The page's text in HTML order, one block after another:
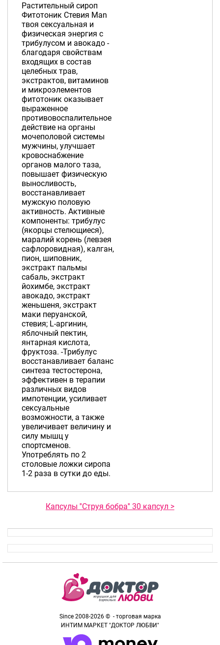
Растительный сироп
Фитотоник Стевия Man
твоя сексуальная и
физическая энергия с
трибулусом и авокадо -
благодаря свойствам
входящих в состав
целебных трав,
экстрактов, витаминов
и микроэлементов
фитотоник оказывает
выраженное
противовоспалительное
действие на органы
мочеполовой системы
мужчины, улучшает
кровоснабжение
органов малого таза,
повышает физическую
выносливость,
восстанавливает
мужскую половую
активность. Активные
компоненты: трибулус
(якорцы стелющиеся),
маралий корень (левзея
сафлоровидная), калган,
пион, шиповник,
экстракт пальмы
сабаль, экстракт
йохимбе, экстракт
авокадо, экстракт
женьшеня, экстракт
маки перуанской,
стевия; L-аргинин,
яблочный пектин,
янтарная кислота,
фруктоза. -Трибулус
восстанавливает баланс
синтеза тестостерона,
эффективен в терапии
различных видов
импотенции, усиливает
сексуальные
возможности, а также
увеличивает величину и
силу мышц у
спортсменов.
Употреблять по 2
столовые ложки сиропа
1-2 раза в сутки до еды.
Капсулы ''Струя бобра'' 30 капсул >
Since 2008-2026 © - торговая марка
ИНТИМ МАРКЕТ "ДОКТОР ЛЮБВИ"